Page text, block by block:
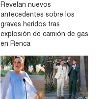
Revelan nuevos
antecedentes sobre los
graves heridos tras
explosión de camión de gas
en Renca